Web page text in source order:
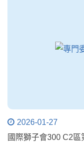
2026-01-27
國際獅子會300 C2